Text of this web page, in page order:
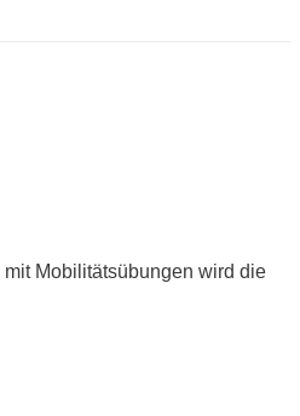
Mobilitätsübungen wird die